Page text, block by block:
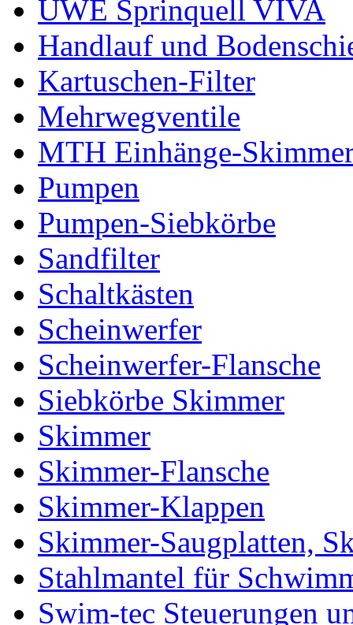
UWE Sprinquell VIVA
Handlauf und
Kartuschen-Filter
Mehrwegventile
MTH Einhänge-
Pumpen
Pumpen-Siebkörbe
Sandfilter
Schaltkästen
Scheinwerfer
Scheinwerfer-Flansche
Siebkörbe Skimmer
Skimmer
Skimmer-Flansche
Skimmer-Klappen
Skimmer-Saugplatten,
Stahlmantel für
Swim-tec Steuerungen